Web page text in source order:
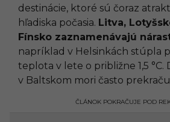
destinácie, ktoré sú čoraz
hľadiska počasia. Litva,
Fínsko zaznamenávajú
napríklad v Helsinkách stúpla
teplota v lete o približne 1,5 °C.
v Baltskom mori často
ČLÁNOK POKRAČUJE POD